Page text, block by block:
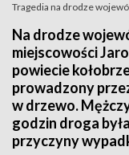
Tragedia na drodze
Na drodze
miejscowości
powiecie
prowadzony
w drzewo.
godzin droga
przyczyny